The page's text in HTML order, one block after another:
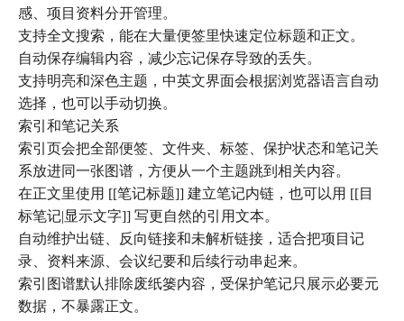
感、项目资料分开管理。
支持全文搜索，能在大量便签里快速定位标题和正文。
自动保存编辑内容，减少忘记保存导致的丢失。
支持明亮和深色主题，中英文界面会根据浏览器语言自动
选择，也可以手动切换。
索引和笔记关系
索引页会把全部便签、文件夹、标签、保护状态和笔记关
系放进同一张图谱，方便从一个主题跳到相关内容。
在正文里使用 [[笔记标题]] 建立笔记内链，也可以用 [[目
标笔记|显示文字]] 写更自然的引用文本。
自动维护出链、反向链接和未解析链接，适合把项目记
录、资料来源、会议纪要和后续行动串起来。
索引图谱默认排除废纸篓内容，受保护笔记只展示必要元
数据，不暴露正文。